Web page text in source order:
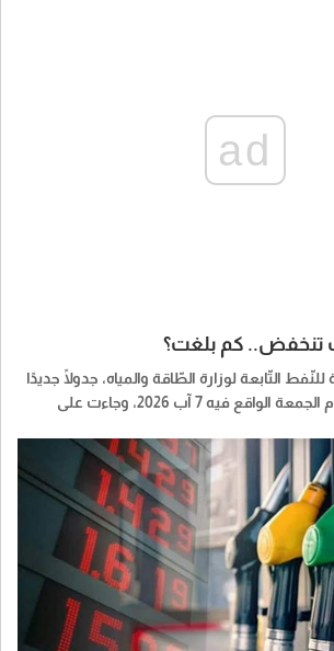
ad
تنخفض.. كم بلغت؟
التّابعة لوزارة الطّاقة والمياه، جدولًا جديدًا
لأسعار المحروقات ليوم الجمعة الواقع فيه 7 آب 2026، وجاءت على